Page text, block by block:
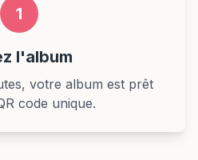
1
l'album
votre album est prêt
code unique.